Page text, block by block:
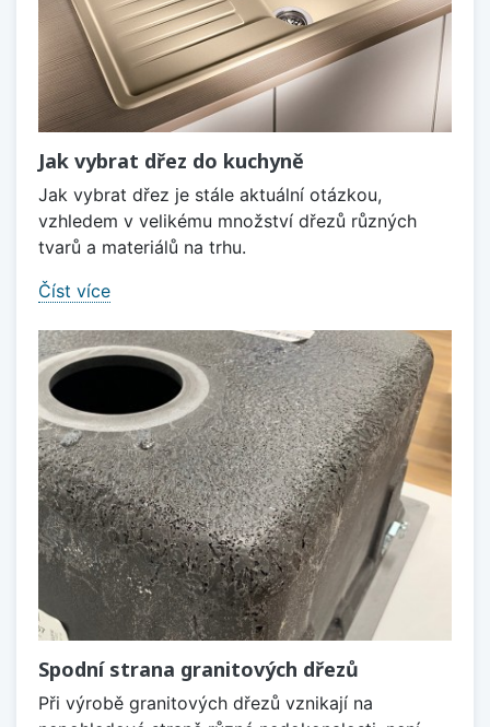
Jak vybrat dřez do kuchyně
Jak vybrat dřez je stále aktuální otázkou,
vzhledem v velikému množství dřezů různých
tvarů a materiálů na trhu.
Číst více
Spodní strana granitových dřezů
Při výrobě granitových dřezů vznikají na